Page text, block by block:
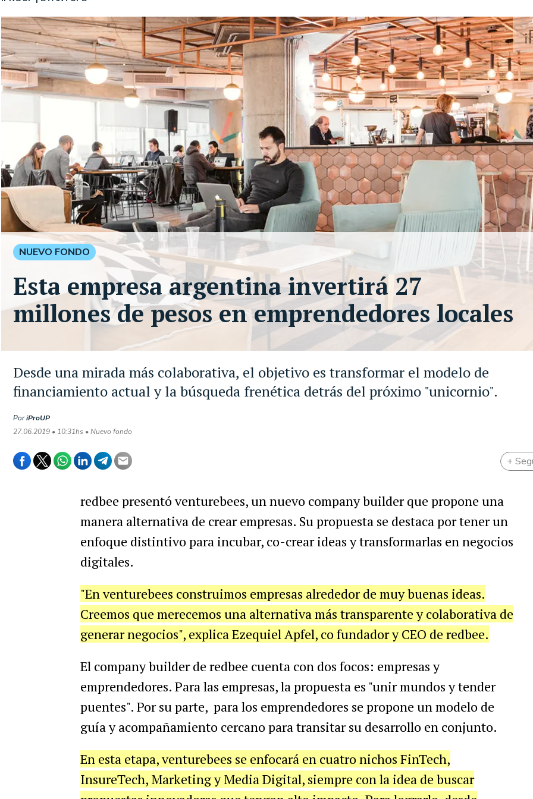
Desde una mirada más colaborativa, el objetivo es transformar el modelo de
financiamiento actual y la búsqueda frenética detrás del próximo "unicornio".
PoriProUP
27.06.2019 • 10:31hs • Nuevo fondo
NUEVO FONDO
Esta empresa argentina invertirá 27
millones de pesos en emprendedores locales
+
redbee presentó venturebees, un nuevo company builder que propone una
manera alternativa de crear empresas. Su propuesta se destaca por tener un
enfoque distintivo para incubar, co-crear ideas y transformarlas en negocios
digitales.
"En venturebees construimos empresas alrededor de muy buenas ideas.
Creemos que merecemos una alternativa más transparente y colaborativa de
generar negocios", explica Ezequiel Apfel, co fundador y CEO de redbee.
El company builder de redbee cuenta con dos focos: empresas y
emprendedores. Para las empresas, la propuesta es "unir mundos y tender
puentes". Por su parte, para los emprendedores se propone un modelo de
guía y acompañamiento cercano para transitar su desarrollo en conjunto.
En esta etapa, venturebees se enfocará en cuatro nichos FinTech,
InsureTech, Marketing y Media Digital, siempre con la idea de buscar